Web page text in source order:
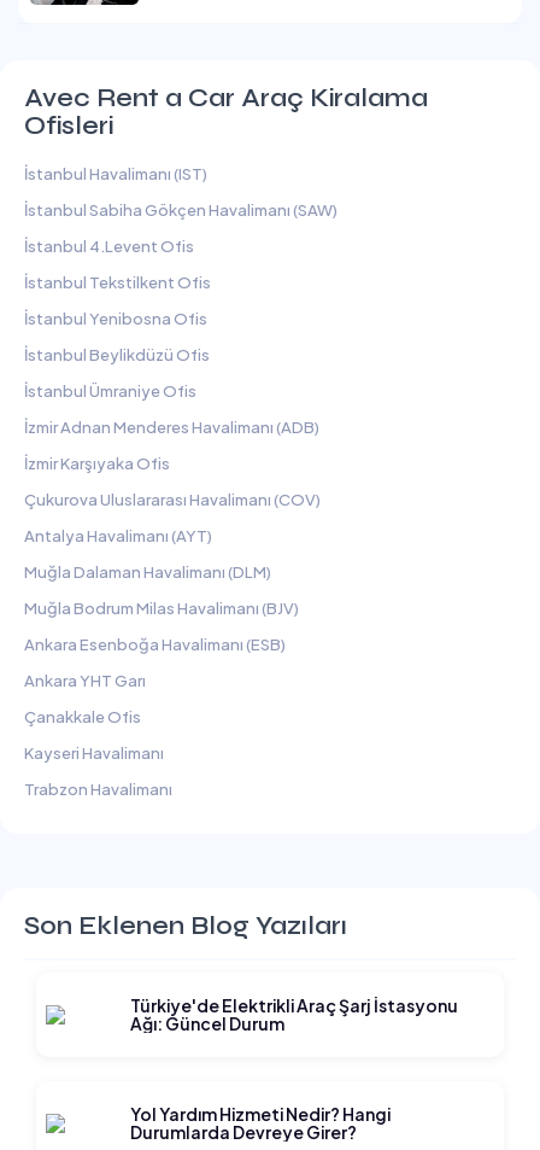
Avec Rent a Car Araç Kiralama
Ofisleri
İstanbul Havalimanı (IST)
İstanbul Sabiha Gökçen Havalimanı (SAW)
İstanbul 4.Levent Ofis
İstanbul Tekstilkent Ofis
İstanbul Yenibosna Ofis
İstanbul Beylikdüzü Ofis
İstanbul Ümraniye Ofis
İzmir Adnan Menderes Havalimanı (ADB)
İzmir Karşıyaka Ofis
Çukurova Uluslararası Havalimanı (COV)
Antalya Havalimanı (AYT)
Muğla Dalaman Havalimanı (DLM)
Muğla Bodrum Milas Havalimanı (BJV)
Ankara Esenboğa Havalimanı (ESB)
Ankara YHT Garı
Çanakkale Ofis
Kayseri Havalimanı
Trabzon Havalimanı
Son Eklenen Blog Yazıları
Türkiye'de Elektrikli Araç Şarj İstasyonu
Ağı: Güncel Durum
Yol Yardım Hizmeti Nedir? Hangi
Durumlarda Devreye Girer?